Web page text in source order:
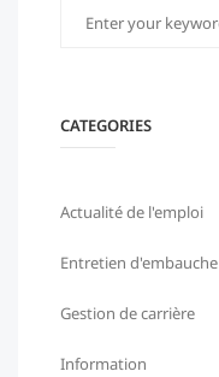
CATEGORIES
Actualité de l'emploi
Entretien d'embauche
Gestion de carrière
Information